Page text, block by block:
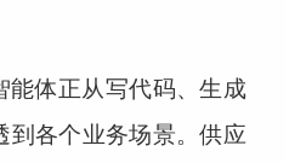
能体正从写代码、生成
到各个业务场景。供应